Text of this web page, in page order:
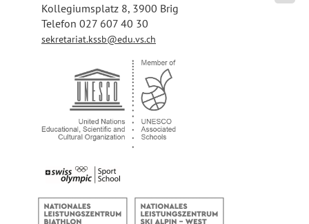
Kollegiumsplatz 8, 3900 Brig
Telefon 027 607 40 30
sekretariat.kssb@edu.vs.ch